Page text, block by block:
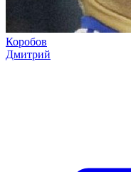
Коробов
Дмитрий